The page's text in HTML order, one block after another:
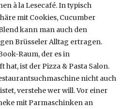
à la Lesecafé. In typisch
mit Cookies, Cucumber
kann man auch den
Brüsseler Alltag ertragen.
Raum, der es in
hat, ist der Pizza & Pasta Salon.
nicht auch
verstehe wer will. Vor einer
mit Parmaschinken an